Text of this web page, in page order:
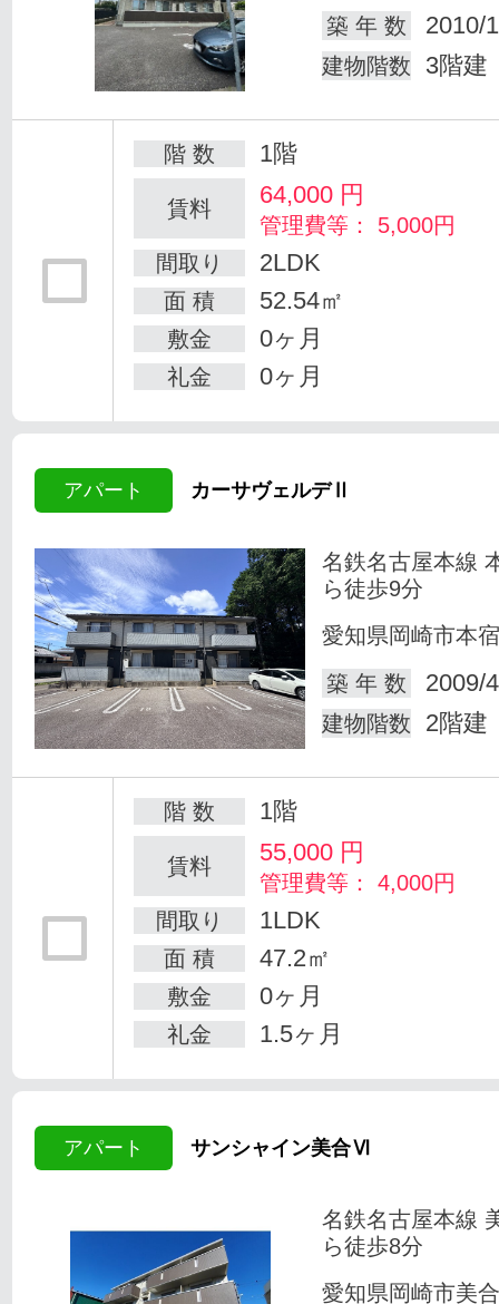
築 年 数
2010/
建物階数 3階建
階 数 1階
賃料 64,000 円
管理費等： 5,000円
間取り
2LDK
面 積 52.54㎡
敷金 0ヶ月
礼金 0ヶ月
アパート カーサヴェルデⅡ
名鉄名古屋本線
ら徒歩9分
愛知県岡崎市本
築 年 数
2009/
建物階数 2階建
階 数 1階
賃料 55,000 円
管理費等： 4,000円
間取り
1LDK
面 積 47.2㎡
敷金 0ヶ月
礼金 1.5ヶ月
アパート サンシャイン美合Ⅵ
名鉄名古屋本線
ら徒歩8分
愛知県岡崎市美